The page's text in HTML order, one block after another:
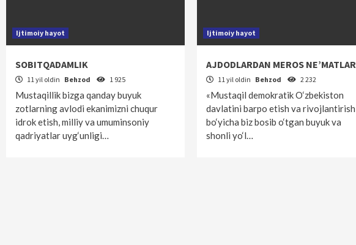
Ijtimoiy hayot
SOBITQADAMLIK
11 yil oldin Behzod 1 925
Mustaqillik bizga qanday buyuk
zotlarning avlodi ekanimizni chuqur
idrok etish, milliy va umuminsoniy
qadriyatlar uyg‘unligi…
Ijtimoiy hayot
AJDODLARDAN MEROS NE’MATLAR
11 yil oldin Behzod 2 232
«Mustaqil demokratik O‘zbekiston
davlatini barpo etish va rivojlantirish
bo‘yicha biz bosib o‘tgan buyuk va
shonli yo‘l…